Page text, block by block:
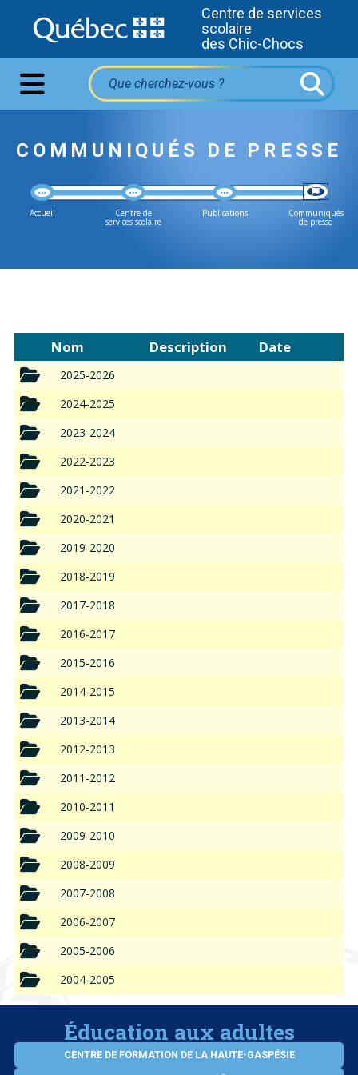
Centre de services
scolaire
des Chic-Chocs
COMMUNIQUÉS DE PRESSE
Accueil Centre de
services scolaire
Publications Communiqués
de presse
Nom Description Date
2025-2026
2024-2025
2023-2024
2022-2023
2021-2022
2020-2021
2019-2020
2018-2019
2017-2018
2016-2017
2015-2016
2014-2015
2013-2014
2012-2013
2011-2012
2010-2011
2009-2010
2008-2009
2007-2008
2006-2007
2005-2006
2004-2005
Éducation aux adultes
CENTRE DE FORMATION DE LA HAUTE-GASPÉSIE